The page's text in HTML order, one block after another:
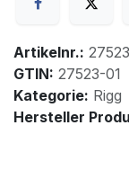
Artikelnr.:
GTIN: 27523-01
Kategorie: Rigg
Hersteller